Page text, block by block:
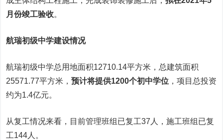
月份竣工验收。
航瑞初级中学建设情况
航瑞初级中学总用地面积12710.14平方米，总建筑面积
25571.77平方米，预计将提供1200个初中学位 ，项目总投资
约为1.4亿元。
从复工情况来看，目前管理班组已复工37人，施工班组已复
工144人。